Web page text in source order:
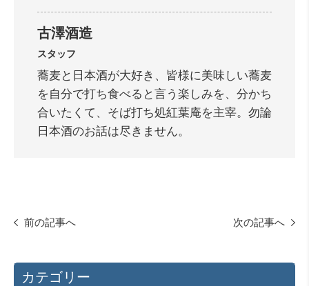
古澤酒造
スタッフ
蕎麦と日本酒が大好き、皆様に美味しい蕎麦
を自分で打ち食べると言う楽しみを、分かち
合いたくて、そば打ち処紅葉庵を主宰。勿論
日本酒のお話は尽きません。
前の記事へ 次の記事へ
カテゴリー